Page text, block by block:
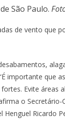
São Paulo.
de vento que
importante que
Evite áreas
o Secretário-
Ricardo